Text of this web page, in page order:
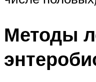
Методы